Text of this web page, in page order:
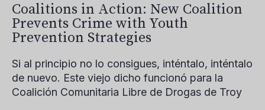
Coalitions in Action: New Coalition
Prevents Crime with Youth
Prevention Strategies
Si al principio no lo consigues, inténtalo, inténtalo
de nuevo. Este viejo dicho funcionó para la
Coalición Comunitaria Libre de Drogas de Troy